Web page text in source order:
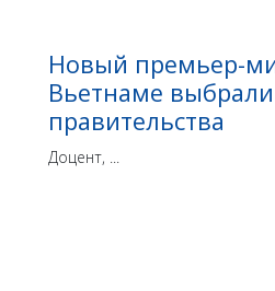
Новый премьер-
Вьетнаме
правительства
Доцент, ...